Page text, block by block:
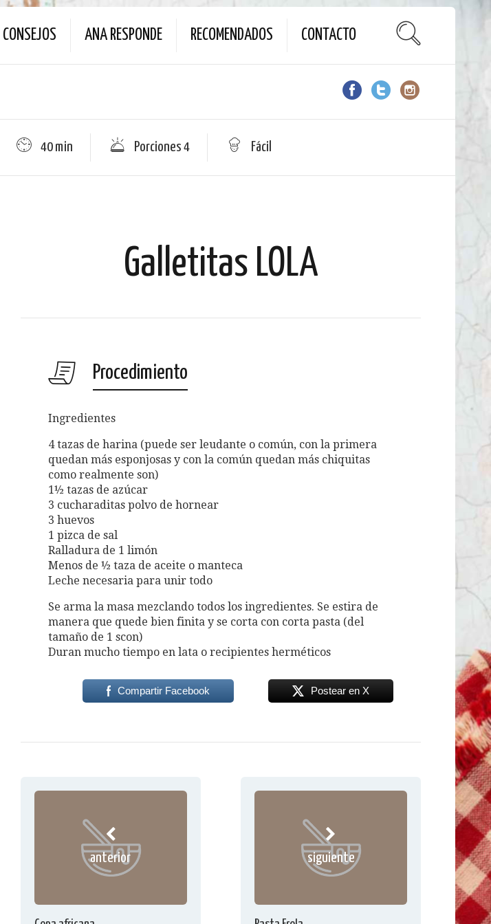
CONSEJOS ANA RESPONDE RECOMENDADOS CONTACTO
40 min Porciones 4 Fácil
Galletitas LOLA
Procedimiento
Ingredientes
4 tazas de harina (puede ser leudante o común, con la primera
quedan más esponjosas y con la común quedan más chiquitas
como realmente son)
1½ tazas de azúcar
3 cucharaditas polvo de hornear
3 huevos
1 pizca de sal
Ralladura de 1 limón
Menos de ½ taza de aceite o manteca
Leche necesaria para unir todo
Se arma la masa mezclando todos los ingredientes. Se estira de
manera que quede bien finita y se corta con corta pasta (del
tamaño de 1 scon)
Duran mucho tiempo en lata o recipientes herméticos
Compartir Facebook Postear en X
anterior siguiente